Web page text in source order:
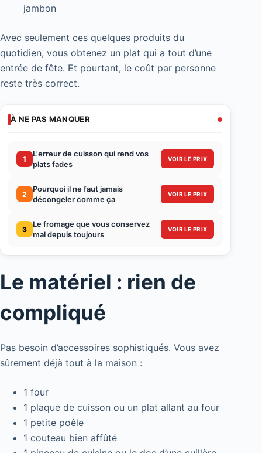
jambon
Avec seulement ces quelques produits du
quotidien, vous obtenez un plat qui a tout d’une
entrée de fête. Et pourtant, le coût par personne
reste très correct.
À NE PAS MANQUER
1
L'erreur de cuisson qui rend vos
plats fades
VOIR LE PRIX
2
Pourquoi il ne faut jamais
décongeler comme ça
VOIR LE PRIX
3
Le fromage que vous conservez
mal depuis toujours
VOIR LE PRIX
Le matériel : rien de
compliqué
Pas besoin d’accessoires sophistiqués. Vous avez
sûrement déjà tout à la maison :
1 four
1 plaque de cuisson ou un plat allant au four
1 petite poêle
1 couteau bien affûté